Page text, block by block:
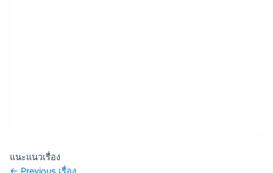
แนะแนวเรื่อง